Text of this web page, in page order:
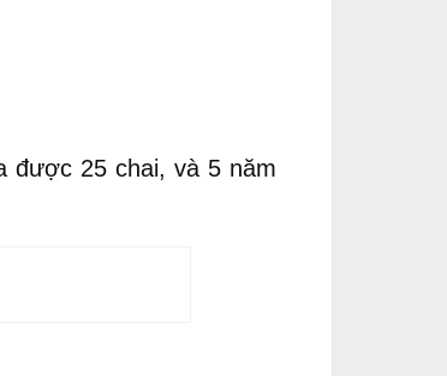
được 25 chai, và 5 năm